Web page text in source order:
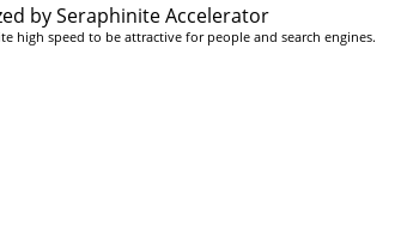
by Seraphinite Accelerator
high speed to be attractive for people and search engines.